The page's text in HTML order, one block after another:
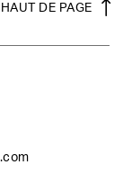
HAUT DE PAGE